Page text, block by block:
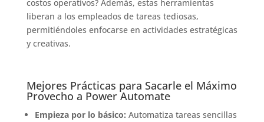
costos operativos? Además, estas herramientas
liberan a los empleados de tareas tediosas,
permitiéndoles enfocarse en actividades estratégicas
y creativas.
Mejores Prácticas para Sacarle el Máximo
Provecho a Power Automate
Empieza por lo básico: Automatiza tareas sencillas